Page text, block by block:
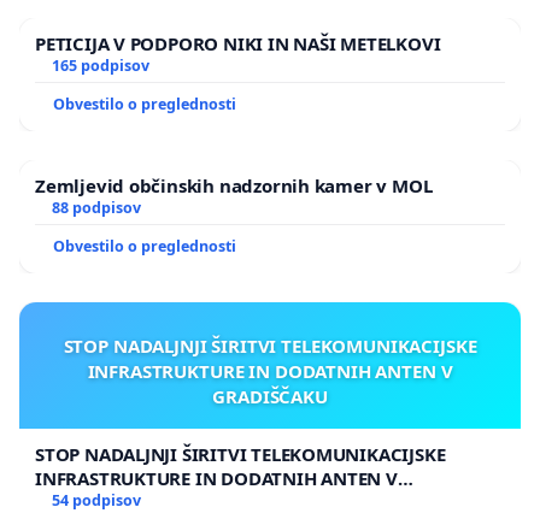
PETICIJA V PODPORO NIKI IN NAŠI METELKOVI
165 podpisov
Obvestilo o preglednosti
Zemljevid občinskih nadzornih kamer v MOL
88 podpisov
Obvestilo o preglednosti
STOP NADALJNJI ŠIRITVI TELEKOMUNIKACIJSKE
INFRASTRUKTURE IN DODATNIH ANTEN V
GRADIŠČAKU
STOP NADALJNJI ŠIRITVI TELEKOMUNIKACIJSKE
INFRASTRUKTURE IN DODATNIH ANTEN V
GRADIŠČAKU
54 podpisov